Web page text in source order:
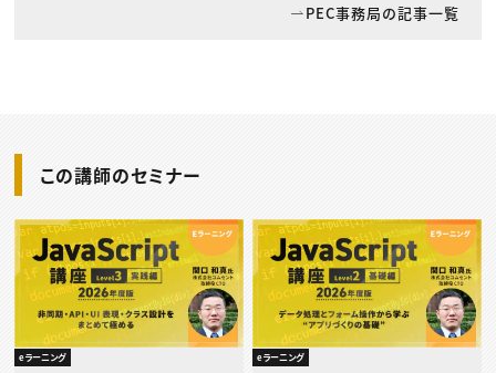
PEC事務局の記事一覧
この講師のセミナー
eラーニング eラーニング